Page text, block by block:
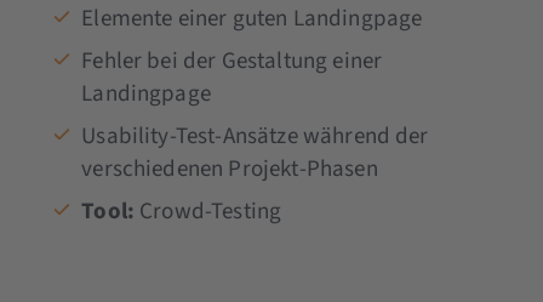
Elemente einer guten Landingpage
Fehler bei der Gestaltung einer
Landingpage
Usability-Test-Ansätze während der
verschiedenen Projekt-Phasen
Tool: Crowd-Testing